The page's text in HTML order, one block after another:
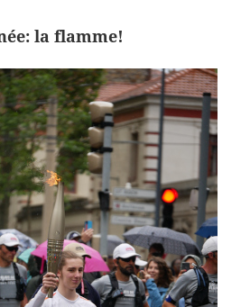
la flamme!